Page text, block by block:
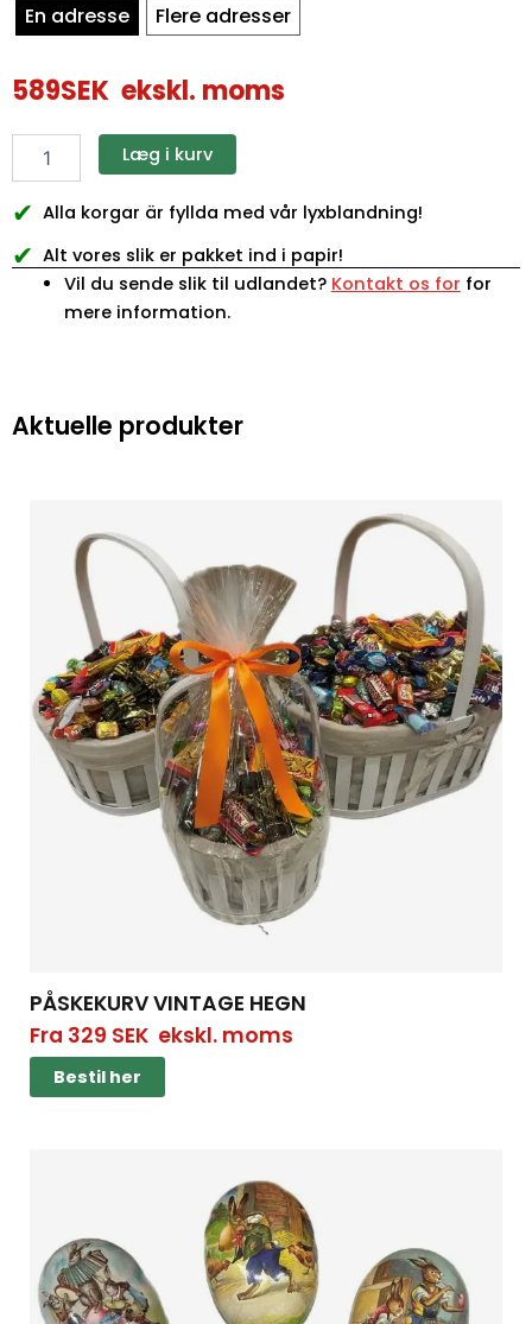
En adresse Flere adresser
589SEK ekskl. moms
Læg i kurv
✔ Alla korgar är fyllda med vår lyxblandning!
✔ Alt vores slik er pakket ind i papir!
Vil du sende slik til udlandet? Kontakt os for for
mere information.
Aktuelle produkter
PÅSKEKURV VINTAGE HEGN
Fra 329 SEKekskl. moms
Bestil her